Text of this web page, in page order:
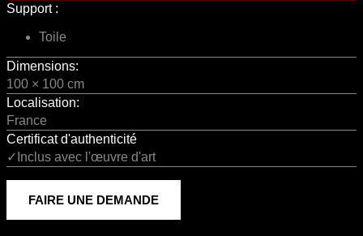
Support :
Toile
Dimensions:
100 × 100 cm
Localisation:
France
Certificat d'authenticité
✓Inclus avec l'œuvre d'art
FAIRE UNE DEMANDE